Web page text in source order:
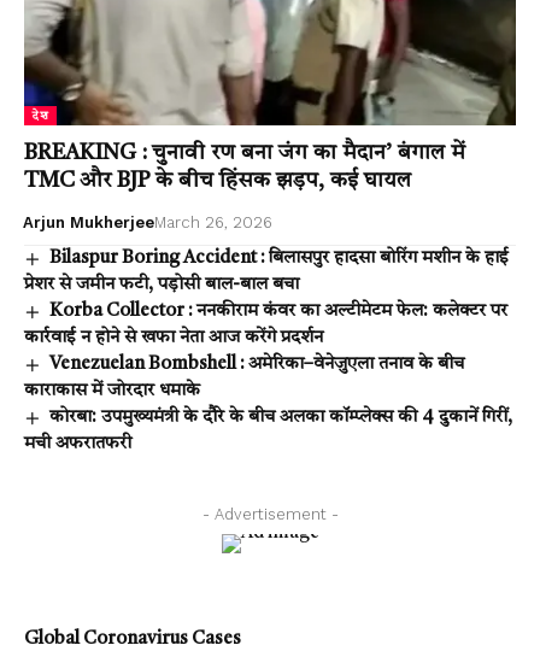
देश
BREAKING : चुनावी रण बना जंग का मैदान’ बंगाल में
TMC और BJP के बीच हिंसक झड़प, कई घायल
Arjun MukherjeeMarch 26, 2026
Bilaspur Boring Accident : बिलासपुर हादसा बोरिंग मशीन के हाई
प्रेशर से जमीन फटी, पड़ोसी बाल-बाल बचा
Korba Collector : ननकीराम कंवर का अल्टीमेटम फेल: कलेक्टर पर
कार्रवाई न होने से खफा नेता आज करेंगे प्रदर्शन
Venezuelan Bombshell : अमेरिका–वेनेजुएला तनाव के बीच
काराकास में जोरदार धमाके
कोरबा: उपमुख्यमंत्री के दौरे के बीच अलका कॉम्प्लेक्स की 4 दुकानें गिरीं,
मची अफरातफरी
- Advertisement -
Global Coronavirus Cases